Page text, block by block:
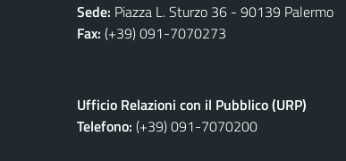
Sede: Piazza L. Sturzo 36 - 90139 Palermo
Fax: (+39) 091-7070273
Ufficio Relazioni con il Pubblico (URP)
Telefono: (+39) 091-7070200